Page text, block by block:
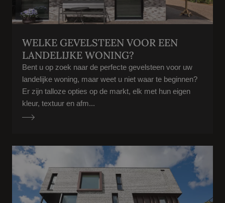
WELKE GEVELSTEEN VOOR EEN
LANDELIJKE WONING?
Bent u op zoek naar de perfecte gevelsteen voor uw
landelijke woning, maar weet u niet waar te beginnen?
Er zijn talloze opties op de markt, elk met hun eigen
kleur, textuur en afm...